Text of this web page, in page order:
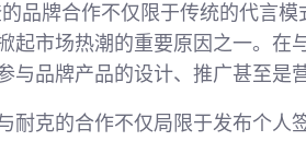
的品牌合作不仅限于传统的代言
起市场热潮的重要原因之一。在
与品牌产品的设计、推广甚至是
耐克的合作不仅局限于发布个人